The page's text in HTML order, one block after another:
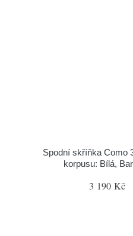
Spodní skříňka Como
korpusu: Bílá,
3 190 Kč